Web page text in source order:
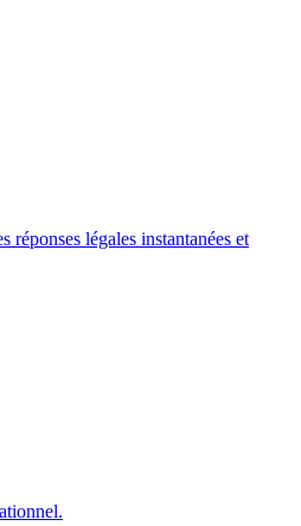
légales instantanées et